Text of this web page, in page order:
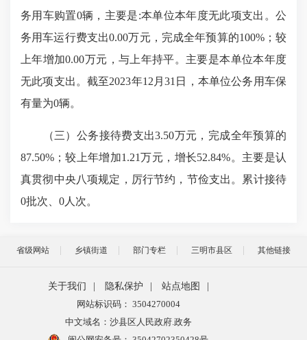
务用车购置0辆，主要是:本单位本年度无此项支出。公
务用车运行费支出0.00万元，完成全年预算的100%；较
上年增加0.00万元，与上年持平。主要是本单位本年度
无此项支出。截至2023年12月31日，本单位公务用车保
有量为0辆。
（三）公务接待费支出3.50万元，完成全年预算的
87.50%；较上年增加1.21万元，增长52.84%。主要是认
真贯彻中央八项规定，厉行节约，节俭支出。累计接待
0批次、0人次。
省级网站 乡镇街道 部门专栏 三明市县区 其他链接
关于我们 隐私保护 站点地图
网站标识码： 3504270004
中文域名：沙县区人民政府.政务